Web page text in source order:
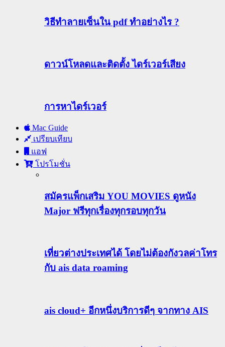
วิธีทําลายเซ็นใน pdf ทำอย่างไร ?
ดาวน์โหลดและติดตั้ง ไดร์เวอร์เสียง
การหาไดร์เวอร์
Mac Guide
เปรียบเทียบ
แอฟ
โปรโมชั่น
สมัครแพ็กเสริม YOU MOVIES ดูหนัง
Major ฟรีทุกเรื่องทุกรอบทุกวัน
เที่ยวต่างประเทศได้ โดยไม่ต้องกังวลค่าโทร
กับ ais data roaming
ais cloud+ อีกหนึ่งบริการดีๆ จากทาง AIS